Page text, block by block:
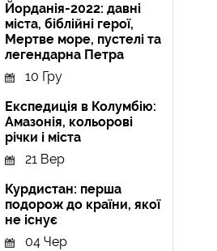
Йорданія-2022: давні
міста, біблійні герої,
Мертве море, пустелі та
легендарна Петра
10 Гру
Експедиція в Колумбію:
Амазонія, кольорові
річки і міста
21 Вер
Курдистан: перша
подорож до країни, якої
не існує
04 Чер